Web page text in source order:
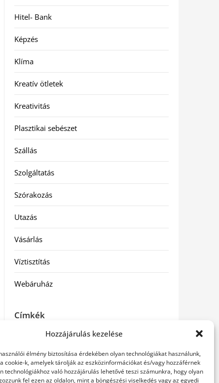
Hozzájárulás kezelése
élmény biztosítása érdekében olyan technológiákat használunk,
cookie-k, amelyek tárolják az eszközinformációkat és/vagy hozzáférnek
technológiákhoz való hozzájárulás lehetővé teszi számunkra, hogy olyan
fel ezen az oldalon, mint a böngészési viselkedés vagy az egyedi
Hitel- Bank
Képzés
Klíma
Kreatív ötletek
Kreativitás
Plasztikai sebészet
Szállás
Szolgáltatás
Szórakozás
Utazás
Vásárlás
Víztisztítás
Webáruház
Címkék
műkörmös eszközök
betegségek